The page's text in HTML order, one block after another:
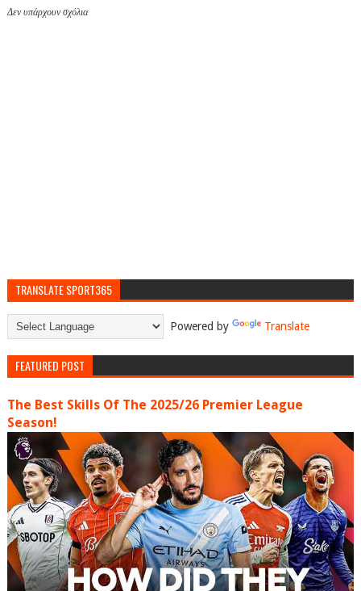
Δεν υπάρχουν σχόλια
TRANSLATE SPORT365
Powered by Translate
FEATURED POST
The Best Skills Of The 2025/26 Premier League
Season!